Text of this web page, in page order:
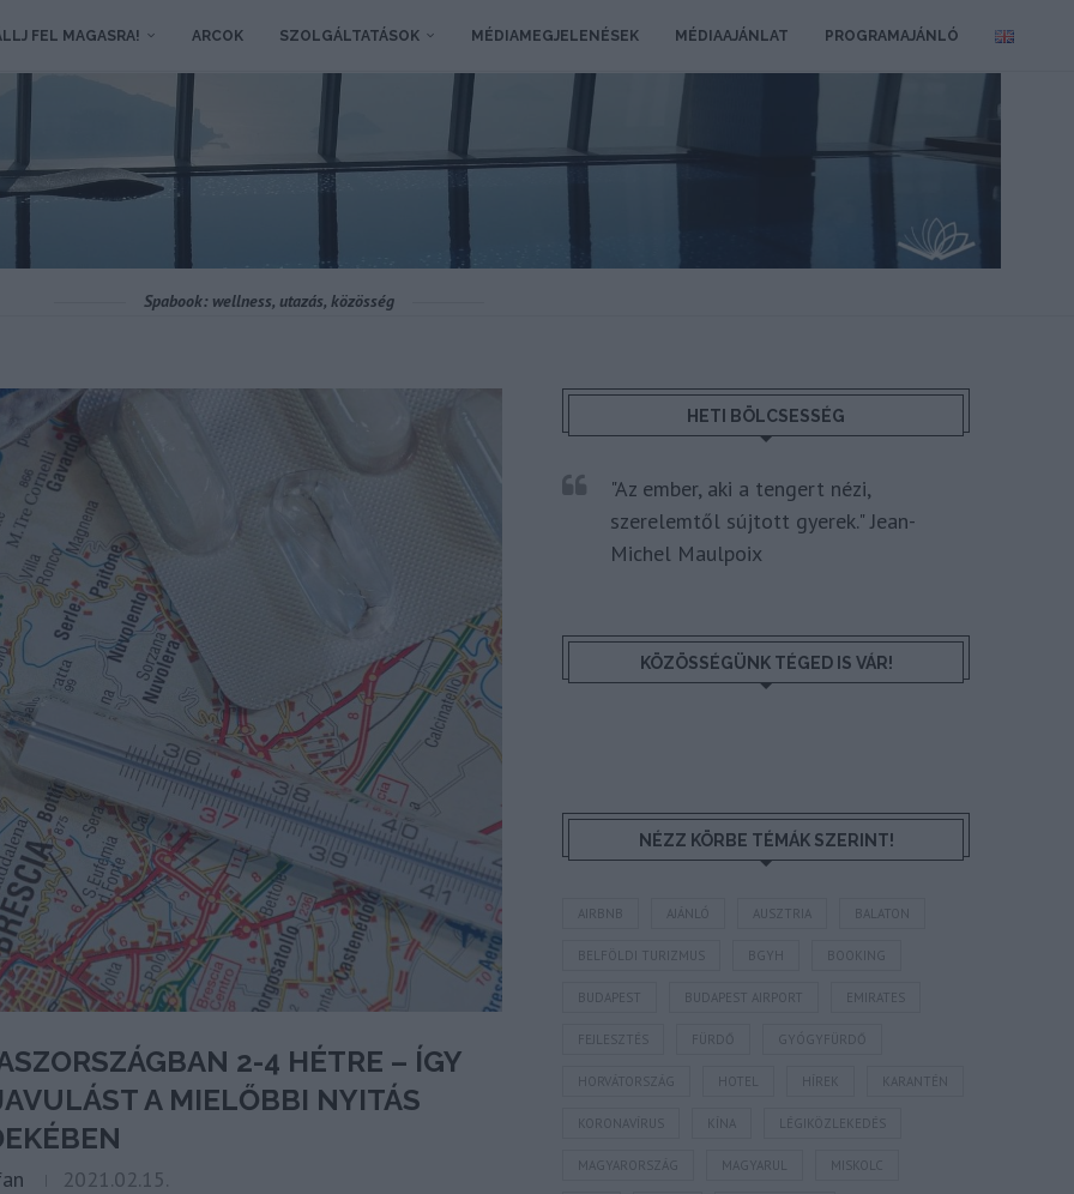
FEL MAGASRA! ARCOK SZOLGÁLTATÁSOK MÉDIAMEGJELENÉSEK MÉDIAAJÁNLAT PROGRAMAJÁNLÓ
Spabook: wellness, utazás, közösség
2-4 HÉTRE – ÍGY
A MIELŐBBI NYITÁS
2021.02.15.
HETI BÖLCSESSÉG
"Az ember, aki a tengert nézi,
szerelemtől sújtott gyerek." Jean-
Michel Maulpoix
KÖZÖSSÉGÜNK TÉGED IS VÁR!
NÉZZ KÖRBE TÉMÁK SZERINT!
AIRBNB AJÁNLÓ AUSZTRIA BALATON
BELFÖLDI TURIZMUS BGYH BOOKING
BUDAPEST BUDAPEST AIRPORT EMIRATES
FEJLESZTÉS FÜRDŐ GYÓGYFÜRDŐ
HORVÁTORSZÁG HOTEL HÍREK KARANTÉN
KORONAVÍRUS KÍNA LÉGIKÖZLEKEDÉS
MAGYARORSZÁG MAGYARUL MISKOLC